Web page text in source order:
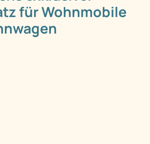
für Wohnmobile